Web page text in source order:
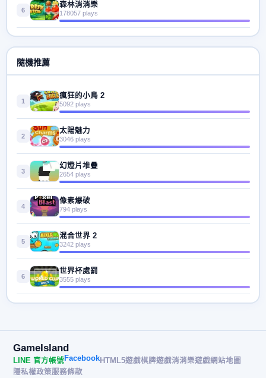
6
森林消消樂
178057 plays
隨機推薦
1
瘋狂的小鳥 2
5092 plays
2
太陽魅力
3046 plays
3
幻燈片堆疊
2654 plays
4
像素爆破
794 plays
5
混合世界 2
3242 plays
6
世界杯處罰
3555 plays
GameIsland
LINE 官方帳號FacebookHTML5遊戲棋牌遊戲消消樂遊戲網站地圖
隱私權政策服務條款